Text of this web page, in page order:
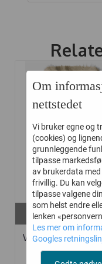
-
På lager i
92, 98
WHEAT
NICKIE ...
Om
nettstedet
Vi bruker egne og
(cookies) og
grunnleggende
tilpasse
av brukerdata
frivillig. Du kan
tilpasse valgene
som helst endre
lenken
Les mer om
Googles